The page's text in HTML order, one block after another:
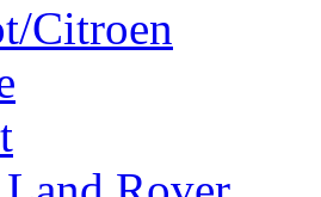
Citroen